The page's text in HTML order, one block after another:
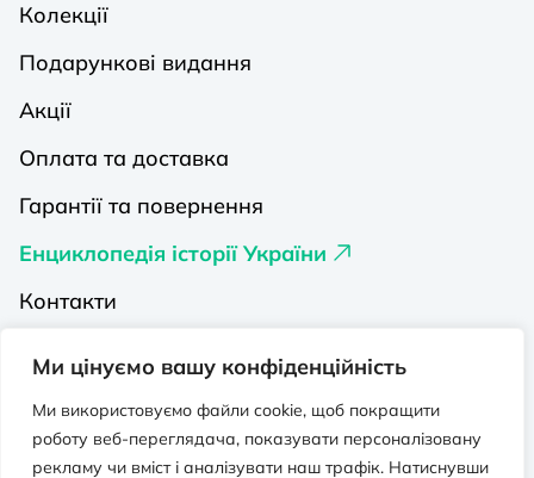
Ми цінуємо вашу конфіденційність
Ми використовуємо файли cookie, щоб покращити
роботу веб-переглядача, показувати персоналізовану
рекламу чи вміст і аналізувати наш трафік. Натиснувши
Колекції
Подарункові видання
Акції
Оплата та доставка
Гарантії та повернення
Енциклопедія історії України
Контакти
Видавництва на Порталі
Політика конфіденційності